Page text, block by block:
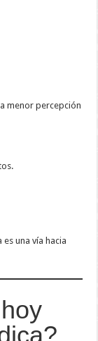
menor percepción
una vía hacia